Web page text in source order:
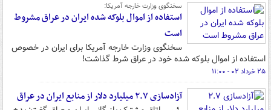
سخنگوی وزارت خارجه آمریکا:
استفاده از اموال بلوکه شده ایران در عراق مشروط
است
سخنگوی وزارت خارجه آمریکا برای ایران در خصوص
استفاده از اموال بلوکه شده خود در عراق شرط گذاشت!
۲۵ خرداد ۰۲ - ۱۱:۰۰
آزادسازی ۲.۷ میلیارد دلار از منابع ایران در عراق